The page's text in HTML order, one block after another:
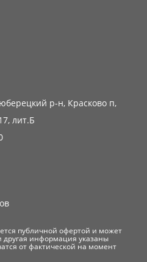
р-н, Красково п,
лит.Б
публичной офертой и может
информация указаны
от фактической на момент